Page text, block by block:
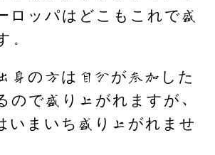
ロッパはどこもこれで盛
。
身の方は自分が参加した
ので盛り上がれますが、
いまいち盛り上がれませ